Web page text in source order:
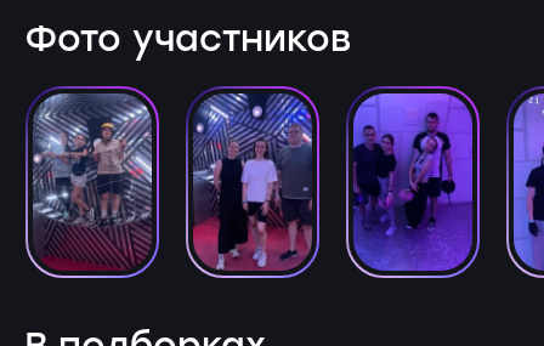
Фото участников